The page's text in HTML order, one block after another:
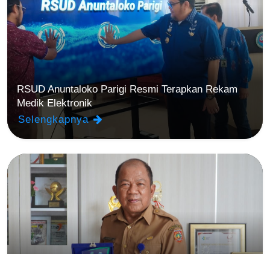
RSUD Anuntaloko Parigi Resmi Terapkan Rekam
Medik Elektronik
Selengkapnya